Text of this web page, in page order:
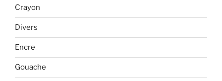
Crayon
Divers
Encre
Gouache